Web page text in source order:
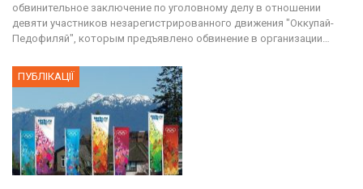
обвинительное заключение по уголовному делу в отношении
девяти участников незарегистрированного движения "Оккупай-
Педофиляй", которым предъявлено обвинение в организации…
ПУБЛІКАЦІЇ